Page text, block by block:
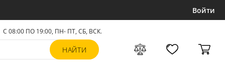
Войти
С 08:00 ПО 19:00, ПН- ПТ,СБ, ВСК.